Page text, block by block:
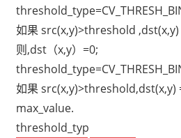
如果 src(x,y)>threshold ,dst(x,y)
则,dst（x,y）=0;
如果 src(x,y)>threshold,dst(x,y)
max_value.
threshold_typ